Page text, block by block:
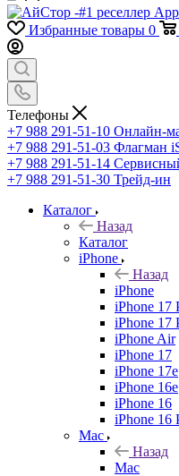
Избранные товары 0
Телефоны
+7 988 291-51-10 Онлайн-
+7 988 291-51-03 Флагман
+7 988 291-51-14
+7 988 291-51-30 Трейд-ин
Каталог
Назад
Каталог
iPhone
Назад
iPhone
iPhone 17
iPhone 17
iPhone Air
iPhone 17
iPhone 17e
iPhone 16e
iPhone 16
iPhone 16
Mac
Назад
Mac